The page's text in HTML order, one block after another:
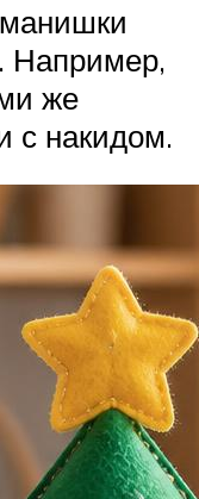
Например,
же
с накидом.